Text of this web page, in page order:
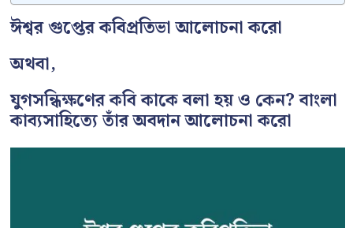
ঈশ্বর গুপ্তের কবিপ্রতিভা আলোচনা করো
অথবা,
যুগসন্ধিক্ষণের কবি কাকে বলা হয় ও কেন? বাংলা
কাব্যসাহিত্যে তাঁর অবদান আলোচনা করো